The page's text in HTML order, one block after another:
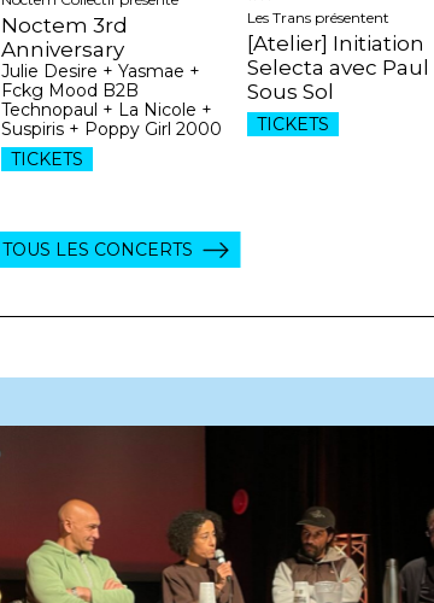
Noctem 3rd
Anniversary
Julie Desire + Yasmae +
Fckg Mood B2B
Technopaul + La Nicole +
Suspiris + Poppy Girl 2000
TICKETS
Les Trans présentent
[Atelier] Initiation
Selecta avec Paul
Sous Sol
TICKETS
TOUS LES CONCERTS